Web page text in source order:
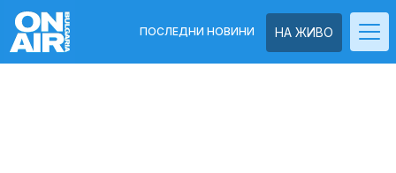
НА ЖИВО
ПОСЛЕДНИ НОВИНИ